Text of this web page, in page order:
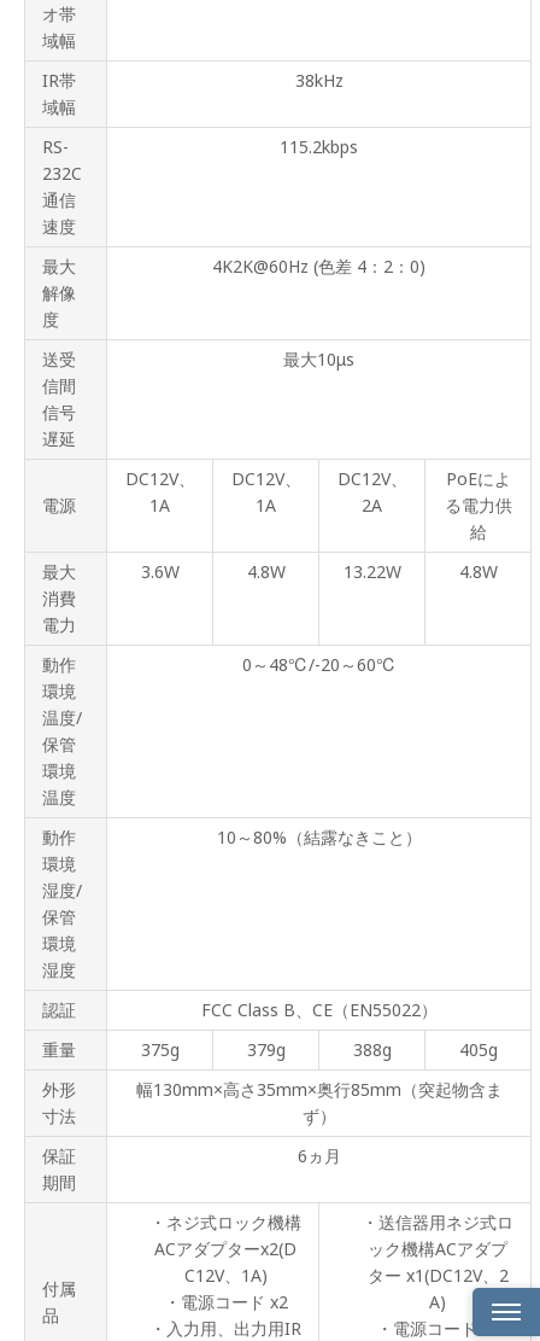
オ帯
域幅
IR帯
域幅
38kHz
RS-
232C
通信
速度
115.2kbps
最大
解像
度
4K2K@60Hz (色差 4：2：0)
送受
信間
信号
遅延
最大10μs
電源
DC12V、
1A
DC12V、
1A
DC12V、
2A
PoEによ
る電力供
給
最大
消費
電力
3.6W 4.8W 13.22W 4.8W
動作
環境
温度/
保管
環境
温度
0～48℃/-20～60℃
動作
環境
湿度/
保管
環境
湿度
10～80%（結露なきこと）
認証
FCC Class B、CE（EN55022）
重量
375g 379g 388g
405g
外形
寸法
幅130mm×高さ35mm×奥行85mm（突起物含ま
ず）
保証
期間
6ヵ月
付属
品
・ネジ式ロック機構
ACアダプターx2(D
C12V、1A)
・電源コード x2
・入力用、出力用IR
・送信器用ネジ式ロ
ック機構ACアダプ
ター x1(DC12V、2
A)
・電源コード x1